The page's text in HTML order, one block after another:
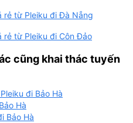
rẻ từ Pleiku đi Đà Nẵng
rẻ từ Pleiku đi Côn Đảo
cũng khai thác tuyến
đi Bảo Hà
Hà
Bảo Hà